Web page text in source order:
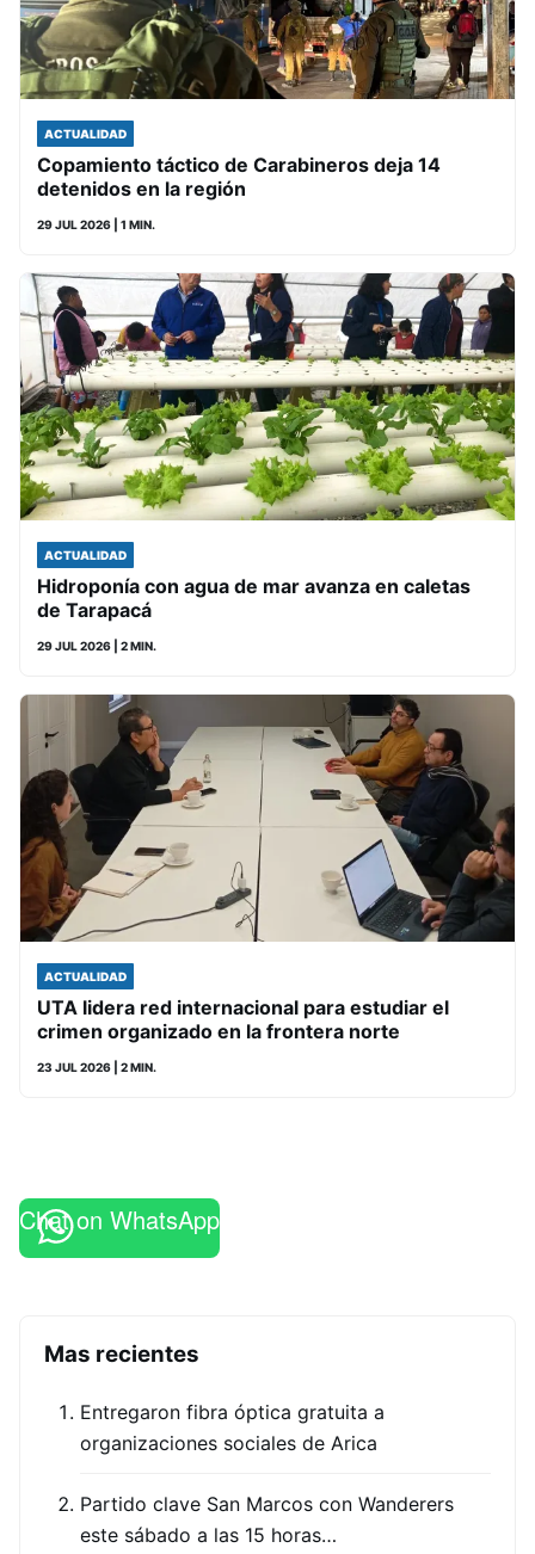
ACTUALIDAD
Copamiento táctico de Carabineros deja 14
detenidos en la región
29 JUL 2026 | 1 MIN.
ACTUALIDAD
Hidroponía con agua de mar avanza en caletas
de Tarapacá
29 JUL 2026 | 2 MIN.
ACTUALIDAD
UTA lidera red internacional para estudiar el
crimen organizado en la frontera norte
23 JUL 2026 | 2 MIN.
Chat on WhatsApp
Mas recientes
Entregaron fibra óptica gratuita a
organizaciones sociales de Arica
Partido clave San Marcos con Wanderers
este sábado a las 15 horas…